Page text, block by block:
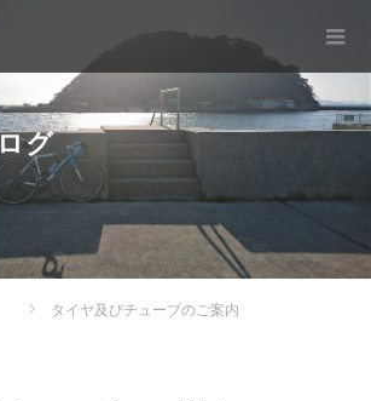
グ
タイヤ及びチューブのご案内